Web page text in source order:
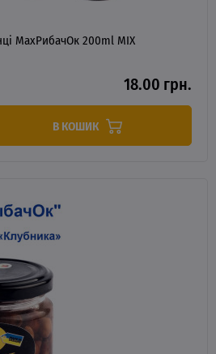
MaxРибачОк 200ml MIX
18.00 грн.
В КОШИК